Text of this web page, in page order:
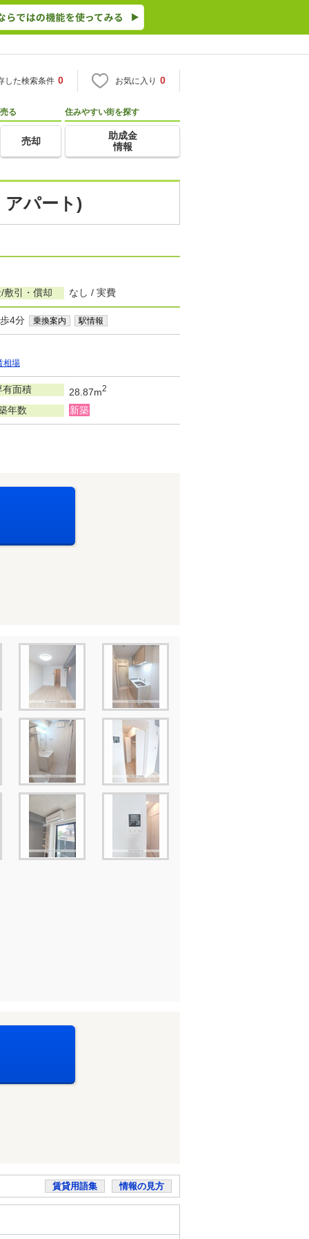
した検索条件 0 お気に入り 0
売る
売却
住みやすい街を探す
助成金
情報
アパート)
敷引・償却 なし / 実費
4分 乗換案内 駅情報
相場
有面積 28.87m2
年数 新築
賃貸用語集 情報の見方